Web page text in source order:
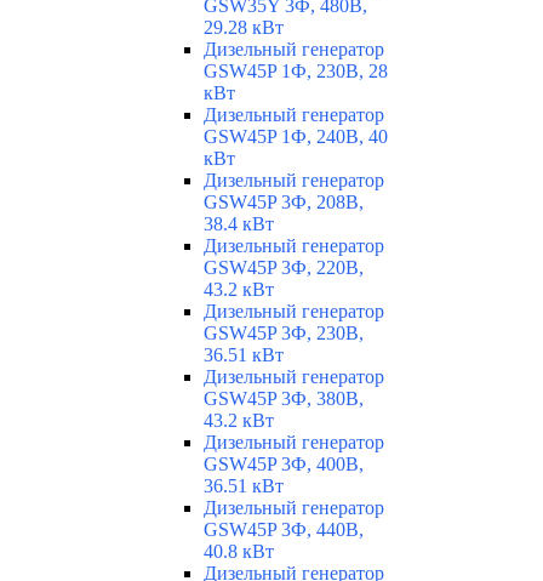
GSW35Y 3Ф, 480В,
29.28 кВт
Дизельный генератор
GSW45P 1Ф, 230В, 28
кВт
Дизельный генератор
GSW45P 1Ф, 240В, 40
кВт
Дизельный генератор
GSW45P 3Ф, 208В,
38.4 кВт
Дизельный генератор
GSW45P 3Ф, 220В,
43.2 кВт
Дизельный генератор
GSW45P 3Ф, 230В,
36.51 кВт
Дизельный генератор
GSW45P 3Ф, 380В,
43.2 кВт
Дизельный генератор
GSW45P 3Ф, 400В,
36.51 кВт
Дизельный генератор
GSW45P 3Ф, 440В,
40.8 кВт
Дизельный генератор